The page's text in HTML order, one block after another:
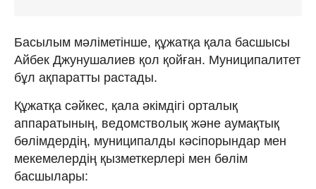
Басылым мәліметінше, құжатқа қала басшысы
Айбек Джунушалиев қол қойған. Муниципалитет
бұл ақпаратты растады.
Құжатқа сәйкес, қала әкімдігі орталық
аппаратының, ведомстволық және аумақтық
бөлімдердің, муниципалды кәсіпорындар мен
мекемелердің қызметкерлері мен бөлім
басшылары: